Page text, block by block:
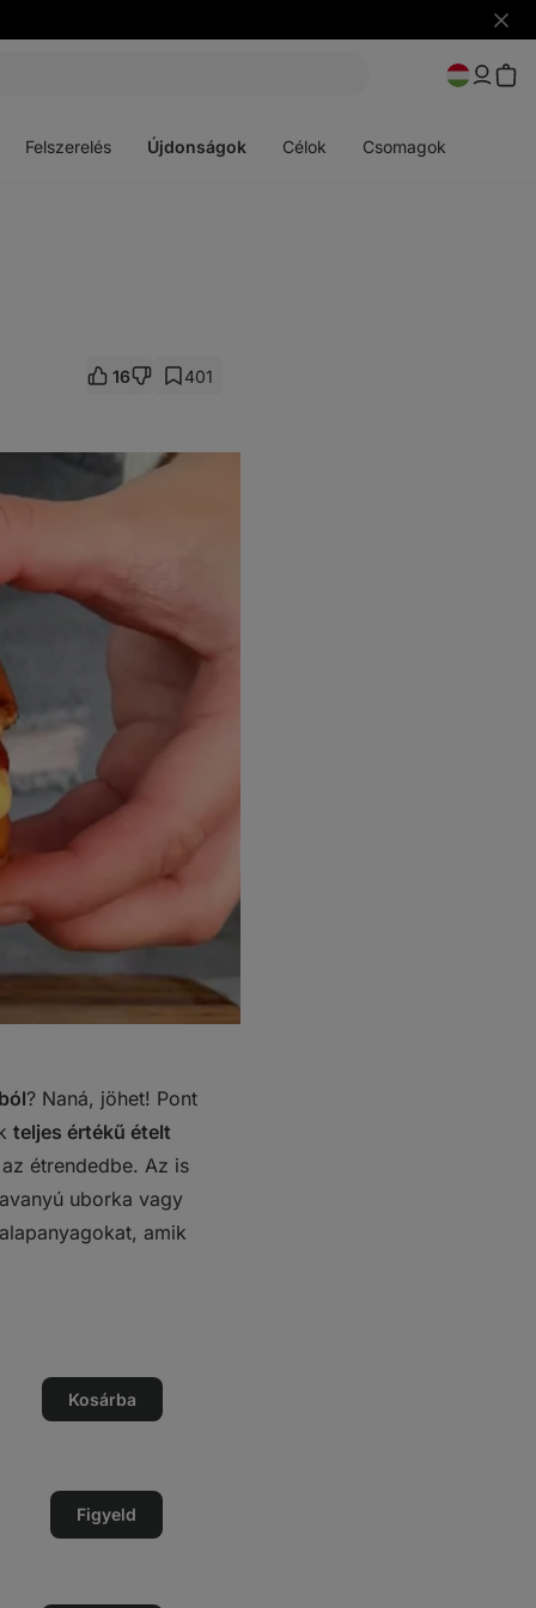
Felszerelés Újdonságok Célok Csomagok
16 401
? Naná, jöhet! Pont
teljes értékű ételt
étrendedbe. Az is
uborka vagy
amik
Kosárba
Figyeld